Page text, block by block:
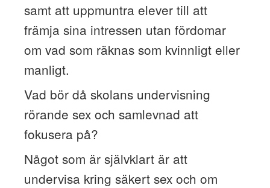
samt att uppmuntra elever till att
främja sina intressen utan fördomar
om vad som räknas som kvinnligt eller
manligt.
Vad bör då skolans undervisning
rörande sex och samlevnad att
fokusera på?
Något som är självklart är att
undervisa kring säkert sex och om